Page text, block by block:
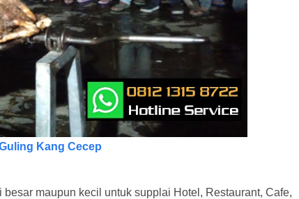
Kang Cecep
besar maupun kecil untuk supplai Hotel, Restaurant, Cafe,